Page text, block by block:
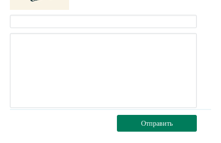
Отправить